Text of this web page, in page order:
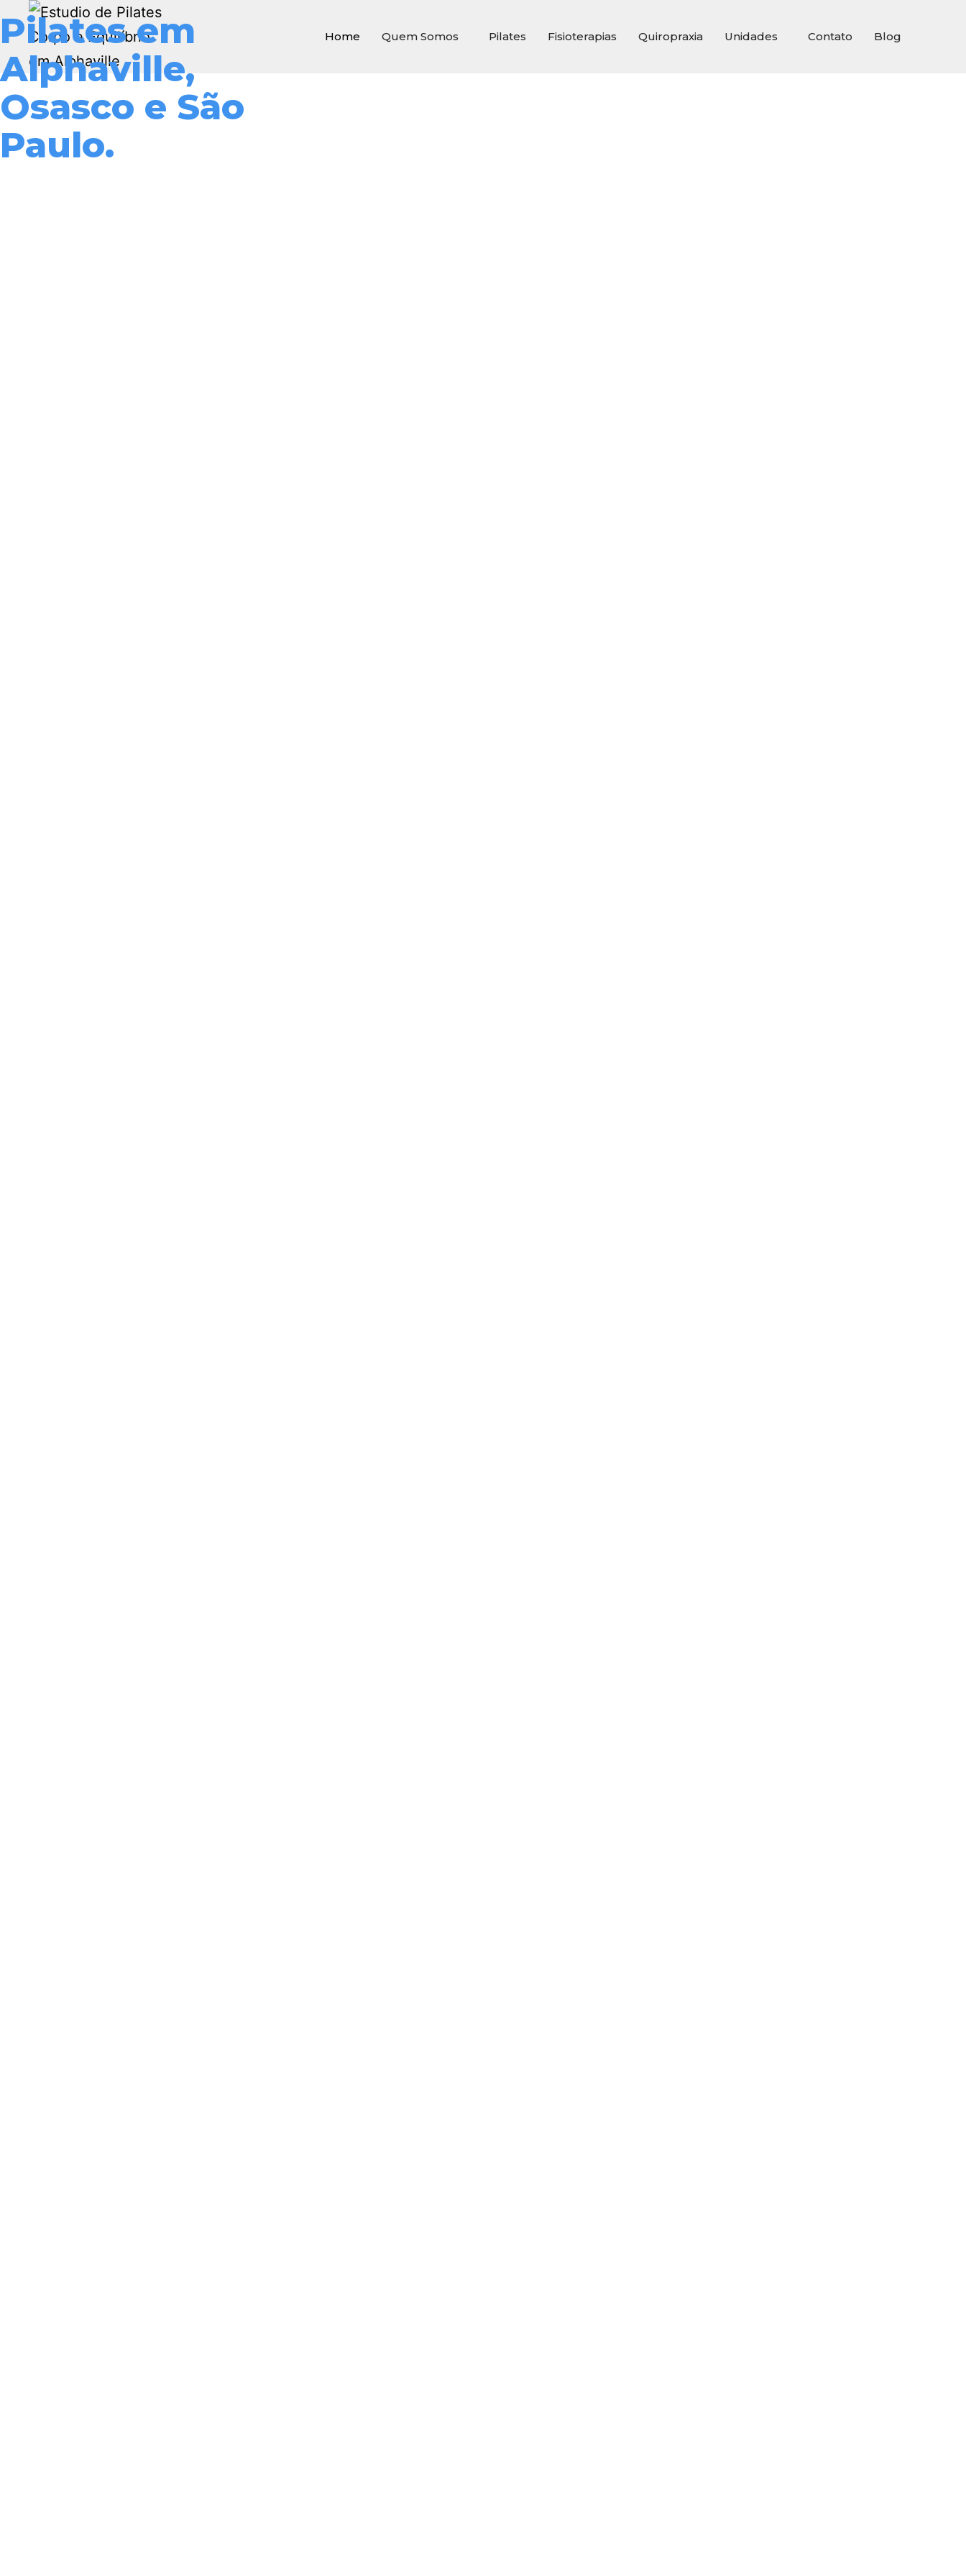
Home Quem Somos Pilates Fisioterapias Quiropraxia Unidades Contato Blog
Pilates em
Alphaville,
Osasco e São
Paulo.